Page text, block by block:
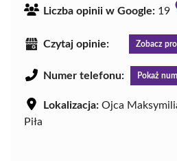
Liczba opinii w Google: 19
Czytaj opinie: Zobacz
Numer telefonu: Pokaż
Lokalizacja: Ojca
Piła